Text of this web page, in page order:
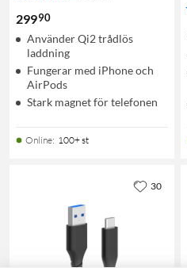
29990
Använder Qi2 trådlös
laddning
Fungerar med iPhone och
AirPods
Stark magnet för telefonen
Online: 100+ st
30